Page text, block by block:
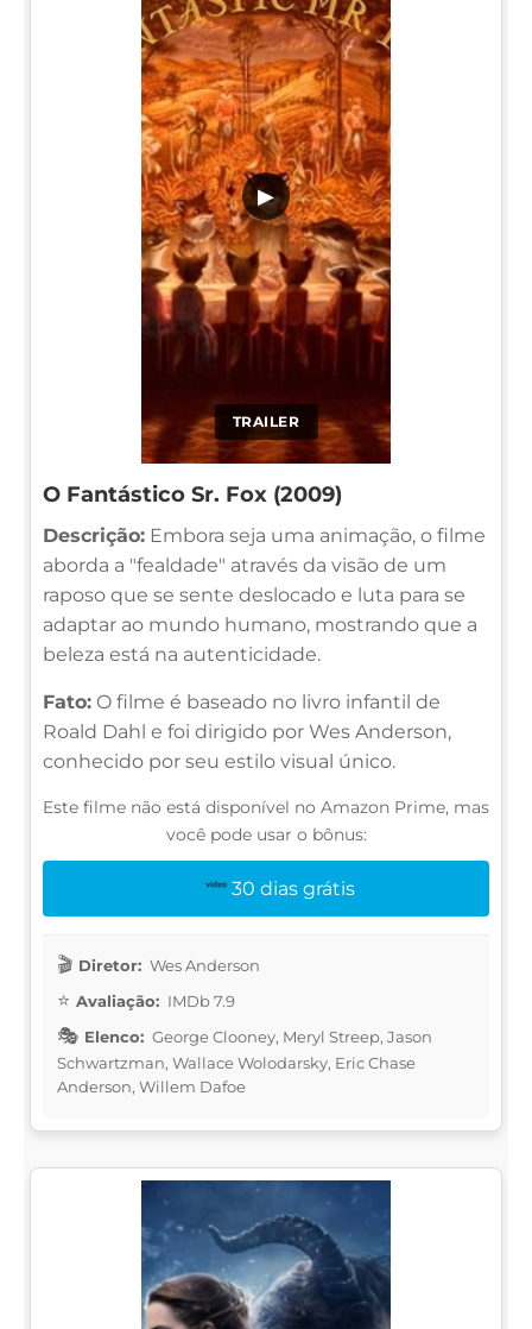
TRAILER
▶
O Fantástico Sr. Fox (2009)
Descrição: Embora seja uma animação, o filme
aborda a "fealdade" através da visão de um
raposo que se sente deslocado e luta para se
adaptar ao mundo humano, mostrando que a
beleza está na autenticidade.
Fato: O filme é baseado no livro infantil de
Roald Dahl e foi dirigido por Wes Anderson,
conhecido por seu estilo visual único.
Este filme não está disponível no Amazon Prime, mas
você pode usar o bônus:
30 dias grátis
Diretor: Wes Anderson
Avaliação: IMDb 7.9
Elenco: George Clooney, Meryl Streep, Jason
Schwartzman, Wallace Wolodarsky, Eric Chase
Anderson, Willem Dafoe